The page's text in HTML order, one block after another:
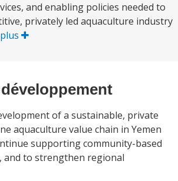
and enabling policies needed to
privately led aquaculture industry
of a sustainable, private
aquaculture value chain in Yemen
supporting community-based
and to strengthen regional